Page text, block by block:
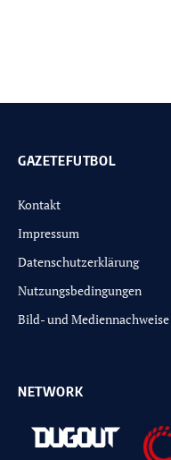
GAZETEFUTBOL
Kontakt
Impressum
Datenschutzerklärung
Nutzungsbedingungen
Bild- und Mediennachweise
NETWORK